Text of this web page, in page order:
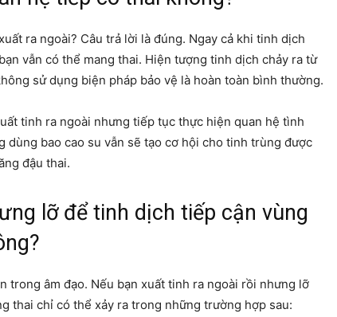
ra ngoài? Câu trả lời là đúng. Ngay cả khi tinh dịch
vẫn có thể mang thai. Hiện tượng tinh dịch chảy ra từ
sử dụng biện pháp bảo vệ là hoàn toàn bình thường.
tinh ra ngoài nhưng tiếp tục thực hiện quan hệ tình
dùng bao cao su vẫn sẽ tạo cơ hội cho tinh trùng được
đậu thai.
lỡ để tinh dịch tiếp cận vùng
trong âm đạo. Nếu bạn xuất tinh ra ngoài rồi nhưng lỡ
thai chỉ có thể xảy ra trong những trường hợp sau: